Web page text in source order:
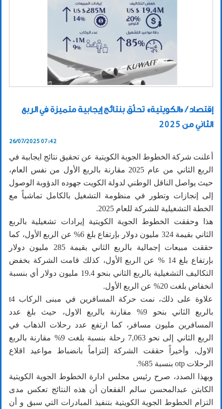
إقتصاد / «الكويتية» تحلّق بنتائج إيجابية متميزة في الربع
الثاني من 2025
26/07/2025 07:42
أعلنت شركة الخطوط الجوية الكويتية عن تحقيق نتائج ايجابية في
الربع الثاني من عام 2025 مقارنة بالربع الأول من نفس العام،
حيث يواصل الناقل الوطني لدولة الكويت جهوده الدؤوبة الوصول
إلى إنجازات وتطور في منظومة التشغيل بالكامل تماشياً مع
الخطة التشغيلية للشركة للعام 2025.
هذا وحققت الخطوط الجوية الكويتية إيرادات تشغيلية بالربع
الثاني بقيمة 324 مليون دولار بإرتفاع بلغ 6% عن الربع الأول، كما
حققت مبيعات إجمالية بالربع الثاني بقيمة 285 مليون دولار
بإرتفاع بلغ 14 % عن الربع الأول، كذلك قامت الشركة بخفض
التكاليف التشغيلية بالربع الثاني بنحو 19.4 مليون دولار أي بنسبة
انخفاض بلغت 20% عن الربع الأول.
علاوة على ذلك، نمت حركة المسافرين في مبنى الركاب t4
بالربع الثاني بنحو 9% مقارنة بالربع الاول، حيث بلغ عدد
المسافرين مليون مسافر، كما ارتفع عدد رحلات الذهاب في
الربع الثاني إلى نحو 7,063 رحلة بنسبة بلغت 9% مقارنة بالربع
الاول، وأخيراً حققت الشركة إلتزاماً بانضباط مواعيد اقلاع
الرحلات otp بنسبة 85%.
وبهذا الصدد، صرح رئيس مجلس ادارة الخطوط الجوية الكويتية
الكابتن عبدالمحسن سالم الفقعان أن هذه النتائج تعكس مدى
التزام الخطوط الجوية الكويتية بتنفيذ المبادرات التي سبق و أن